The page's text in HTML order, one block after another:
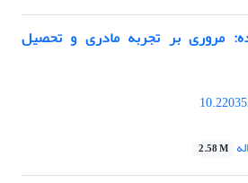
مروری بر تجربه مادری و تحصیل
2.58 M